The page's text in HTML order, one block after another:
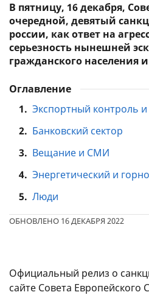
В пятницу, 16 декабря,
очередной, девятый
россии, как ответ на
серьезность нынешней
гражданского населения
Оглавление
1. Экспортный контроль
2. Банковский сектор
3. Вещание и СМИ
4. Энергетический и
5. Люди
ОБНОВЛЕНО 16 ДЕКАБРЯ 2022
Официальный релиз о
сайте Совета Европейского